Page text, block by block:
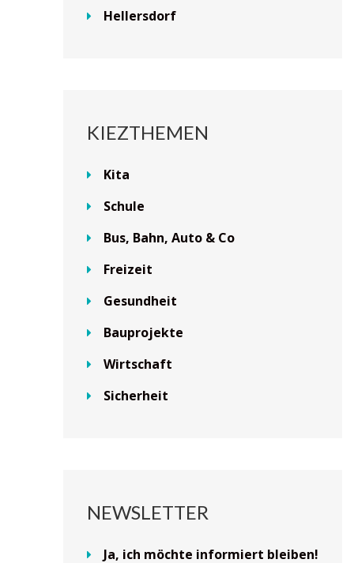
Hellersdorf
KIEZTHEMEN
Kita
Schule
Bus, Bahn, Auto & Co
Freizeit
Gesundheit
Bauprojekte
Wirtschaft
Sicherheit
NEWSLETTER
Ja, ich möchte informiert bleiben!